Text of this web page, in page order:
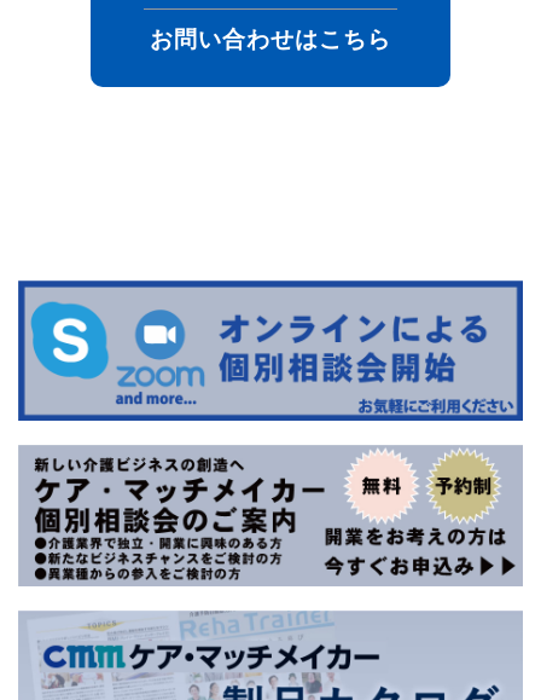
お問い合わせはこちら